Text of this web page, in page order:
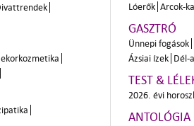
Lóerők Arcok-
GASZTRÓ
Ünnepi fogások
Ázsiai ízek Dél-
TEST &
2026. évi
ANTOLÓGIA